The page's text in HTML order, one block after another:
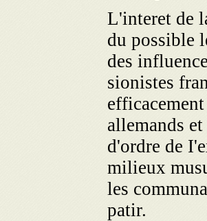
L'interet de
du possible
des
sionistes
allemands
d'ordre de
milieux
les
patir.